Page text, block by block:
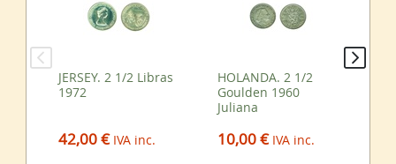
JERSEY. 2 1/2 Libras
1972
42,00 € IVA inc.
HOLANDA. 2 1/2
Goulden 1960
Juliana
10,00 € IVA inc.